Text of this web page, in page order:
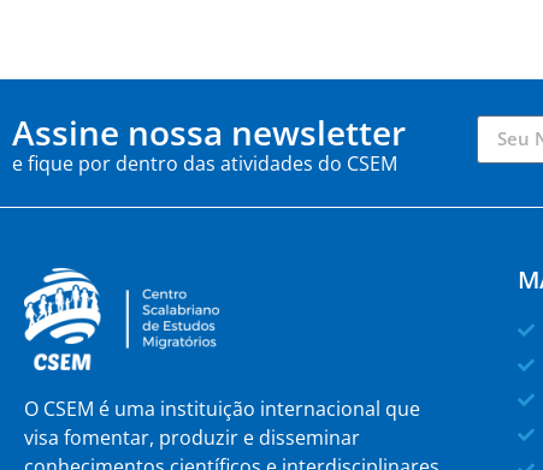
Assine nossa newsletter
e fique por dentro das atividades do CSEM
O CSEM é uma instituição internacional que
visa fomentar, produzir e disseminar